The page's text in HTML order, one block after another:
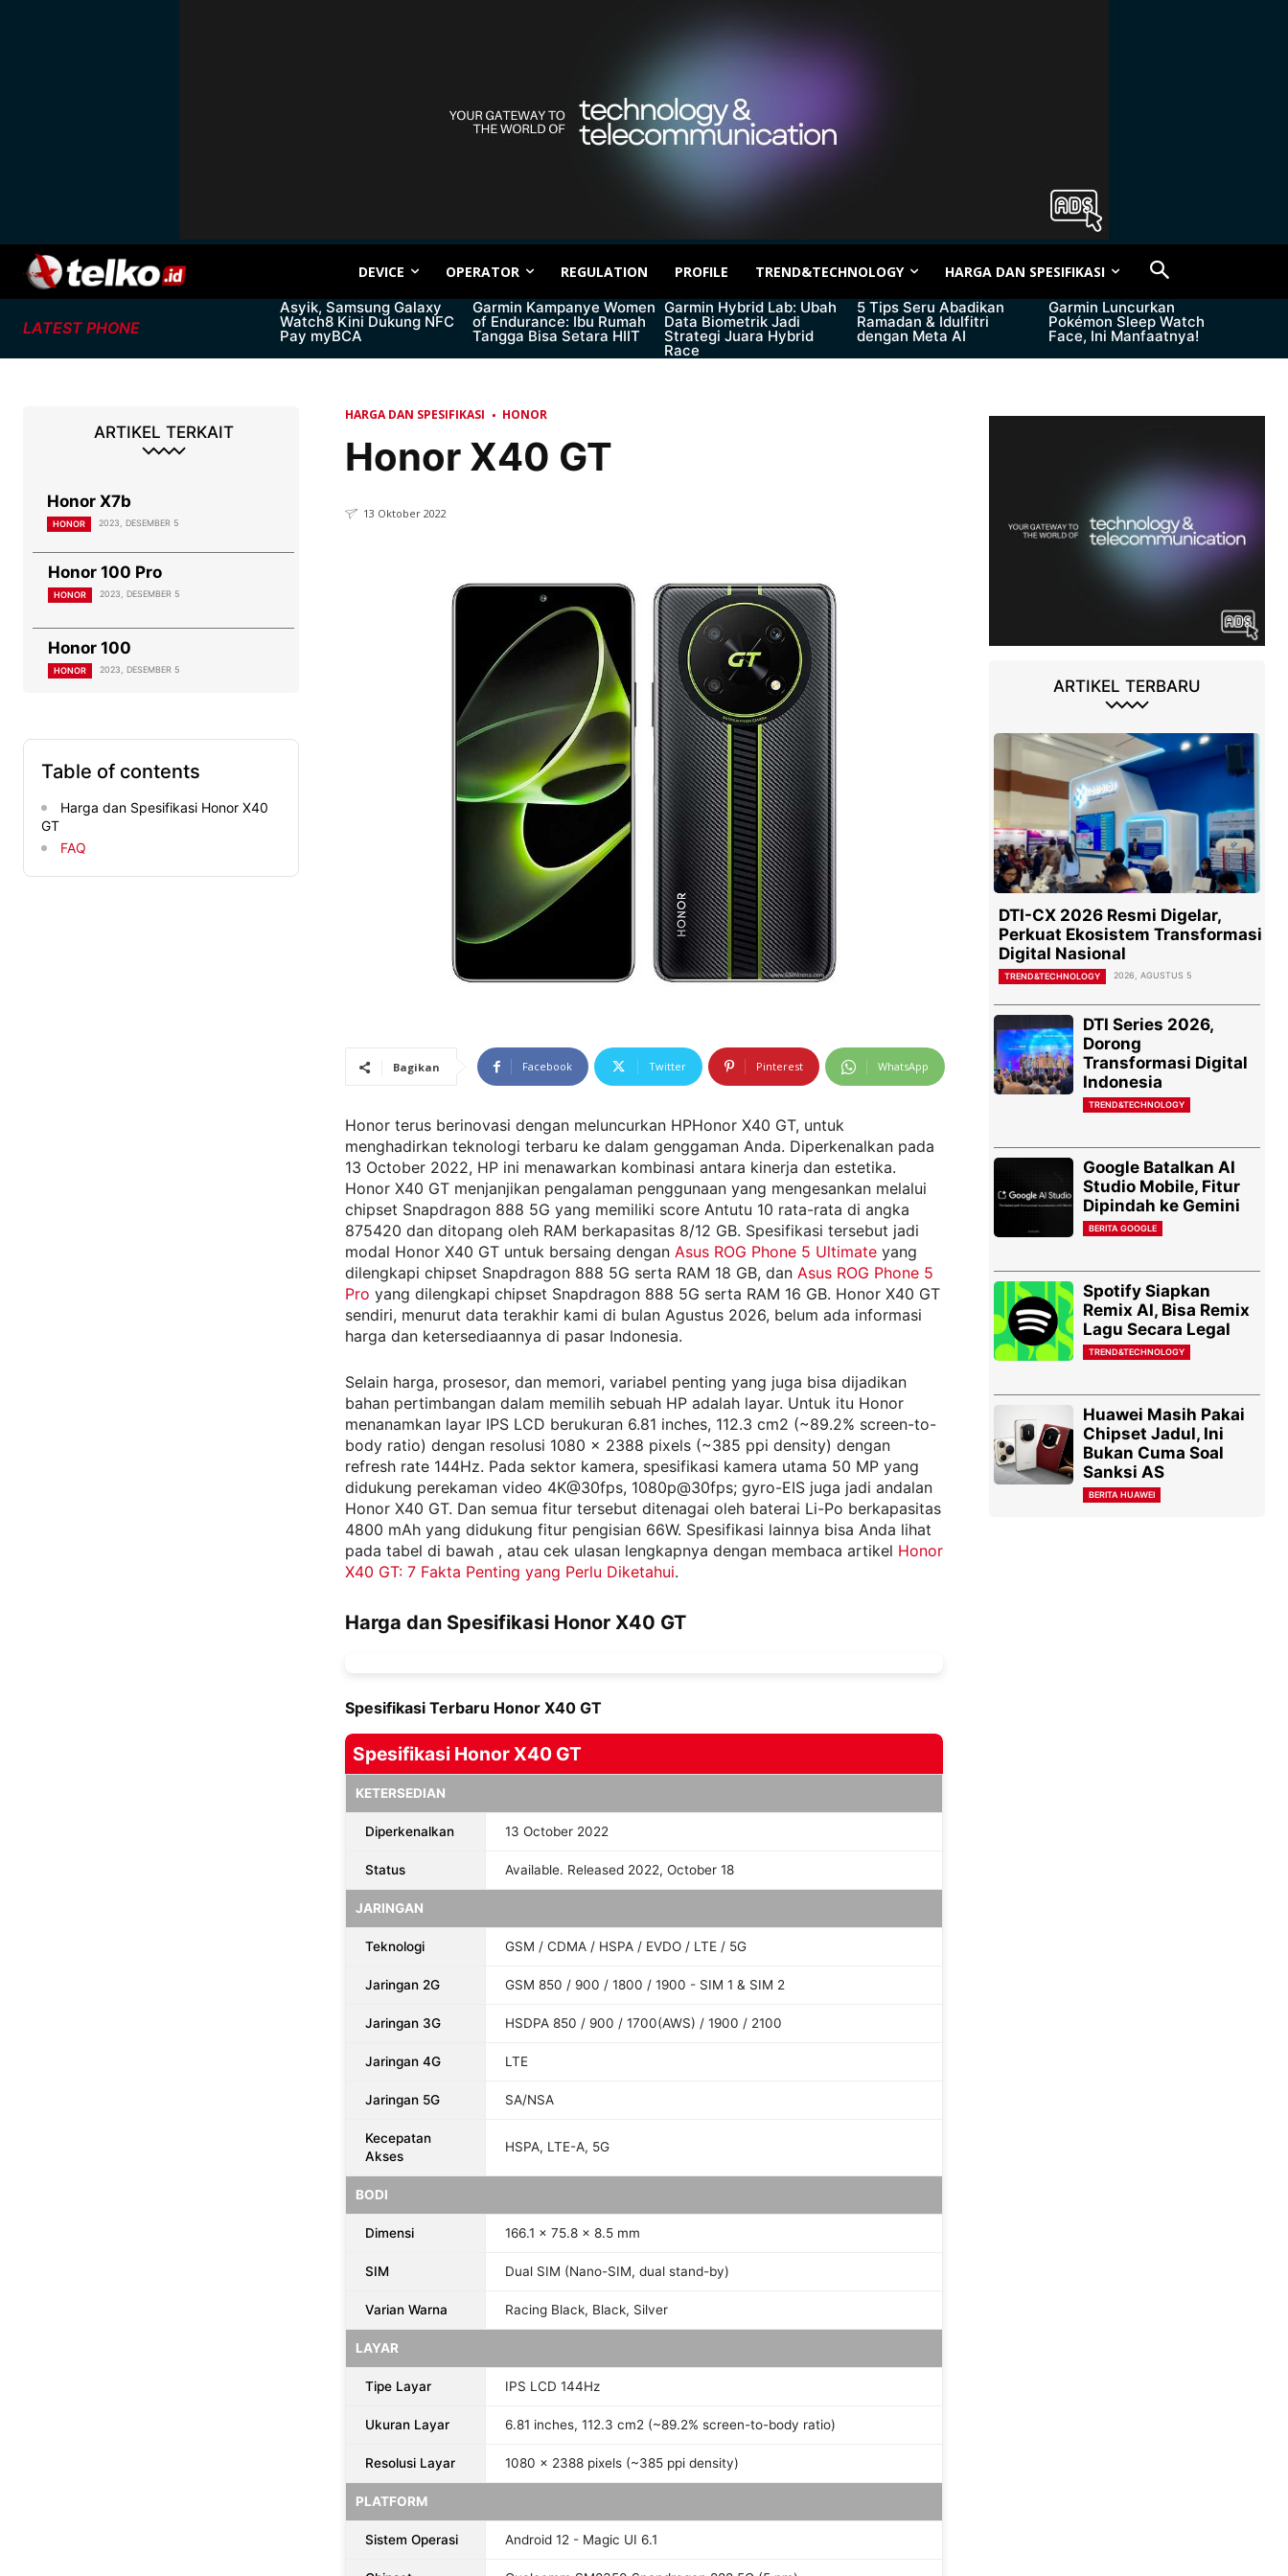
DEVICE OPERATOR REGULATION PROFILE TREND&TECHNOLOGY HARGA DAN SPESIFIKASI
LATEST PHONE
Asyik, Samsung Galaxy
Watch8 Kini Dukung NFC
Pay myBCA
Garmin Kampanye Women
of Endurance: Ibu Rumah
Tangga Bisa Setara HIIT
Garmin Hybrid Lab: Ubah
Data Biometrik Jadi
Strategi Juara Hybrid
Race
5 Tips Seru Abadikan
Ramadan & Idulfitri
dengan Meta AI
Garmin Luncurkan
Pokémon Sleep Watch
Face, Ini Manfaatnya!
ARTIKEL TERKAIT
Honor X7b
HONOR 2023, DESEMBER 5
Honor 100 Pro
HONOR 2023, DESEMBER 5
Honor 100
HONOR 2023, DESEMBER 5
Table of contents
Harga dan Spesifikasi Honor X40
GT
FAQ
HARGA DAN SPESIFIKASI HONOR
Honor X40 GT
13 Oktober 2022
Bagikan Facebook Twitter Pinterest WhatsApp
Honor terus berinovasi dengan meluncurkan HPHonor X40 GT, untuk
menghadirkan teknologi terbaru ke dalam genggaman Anda. Diperkenalkan pada
13 October 2022, HP ini menawarkan kombinasi antara kinerja dan estetika.
Honor X40 GT menjanjikan pengalaman penggunaan yang mengesankan melalui
chipset Snapdragon 888 5G yang memiliki score Antutu 10 rata-rata di angka
875420 dan ditopang oleh RAM berkapasitas 8/12 GB. Spesifikasi tersebut jadi
modal Honor X40 GT untuk bersaing dengan Asus ROG Phone 5 Ultimate yang
dilengkapi chipset Snapdragon 888 5G serta RAM 18 GB, dan Asus ROG Phone 5
Pro yang dilengkapi chipset Snapdragon 888 5G serta RAM 16 GB. Honor X40 GT
sendiri, menurut data terakhir kami di bulan Agustus 2026, belum ada informasi
harga dan ketersediaannya di pasar Indonesia.
Selain harga, prosesor, dan memori, variabel penting yang juga bisa dijadikan
bahan pertimbangan dalam memilih sebuah HP adalah layar. Untuk itu Honor
menanamkan layar IPS LCD berukuran 6.81 inches, 112.3 cm2 (~89.2% screen-to-
body ratio) dengan resolusi 1080 x 2388 pixels (~385 ppi density) dengan
refresh rate 144Hz. Pada sektor kamera, spesifikasi kamera utama 50 MP yang
didukung perekaman video 4K@30fps, 1080p@30fps; gyro-EIS juga jadi andalan
Honor X40 GT. Dan semua fitur tersebut ditenagai oleh baterai Li-Po berkapasitas
4800 mAh yang didukung fitur pengisian 66W. Spesifikasi lainnya bisa Anda lihat
pada tabel di bawah , atau cek ulasan lengkapnya dengan membaca artikel Honor
X40 GT: 7 Fakta Penting yang Perlu Diketahui.
Harga dan Spesifikasi Honor X40 GT
Spesifikasi Terbaru Honor X40 GT
Spesifikasi Honor X40 GT
KETERSEDIAN
Diperkenalkan 13 October 2022
Status Available. Released 2022, October 18
JARINGAN
Teknologi GSM / CDMA / HSPA / EVDO / LTE / 5G
Jaringan 2G GSM 850 / 900 / 1800 / 1900 - SIM 1 & SIM 2
Jaringan 3G HSDPA 850 / 900 / 1700(AWS) / 1900 / 2100
Jaringan 4G LTE
Jaringan 5G SA/NSA
Kecepatan
Akses
HSPA, LTE-A, 5G
BODI
Dimensi 166.1 x 75.8 x 8.5 mm
SIM Dual SIM (Nano-SIM, dual stand-by)
Varian Warna Racing Black, Black, Silver
LAYAR
Tipe Layar IPS LCD 144Hz
Ukuran Layar 6.81 inches, 112.3 cm2 (~89.2% screen-to-body ratio)
Resolusi Layar 1080 x 2388 pixels (~385 ppi density)
PLATFORM
Sistem Operasi Android 12 - Magic UI 6.1
ARTIKEL TERBARU
DTI-CX 2026 Resmi Digelar,
Perkuat Ekosistem Transformasi
Digital Nasional
TREND&TECHNOLOGY 2026, AGUSTUS 5
DTI Series 2026,
Dorong
Transformasi Digital
Indonesia
TREND&TECHNOLOGY
Google Batalkan AI
Studio Mobile, Fitur
Dipindah ke Gemini
BERITA GOOGLE
Spotify Siapkan
Remix AI, Bisa Remix
Lagu Secara Legal
TREND&TECHNOLOGY
Huawei Masih Pakai
Chipset Jadul, Ini
Bukan Cuma Soal
Sanksi AS
BERITA HUAWEI